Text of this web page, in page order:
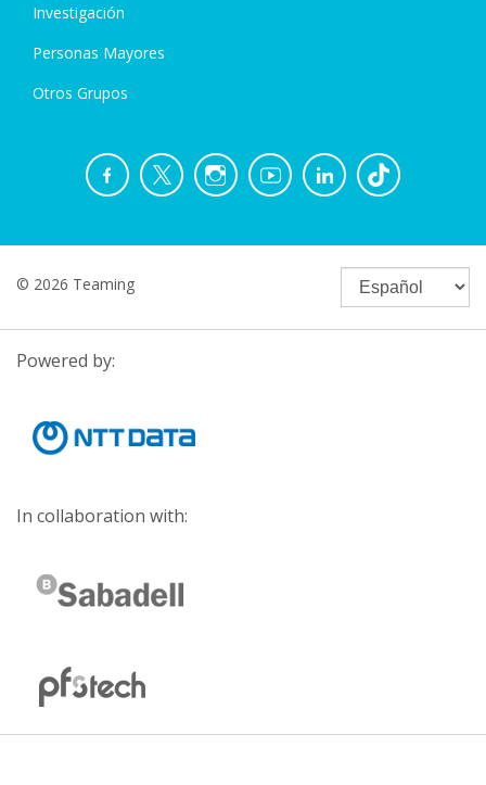
Investigación
Personas Mayores
Otros Grupos
© 2026 Teaming
Powered by:
In collaboration with: